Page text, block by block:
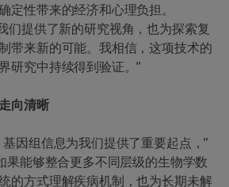
定性带来的经济和心理负担。
们提供了新的研究视角，也为探索复
带来新的可能。我相信，这项技术的
研究中持续得到验证。”
向清晰
因组信息为我们提供了重要起点，”
果能够整合更多不同层级的生物学数
的方式理解疾病机制，也为长期未解